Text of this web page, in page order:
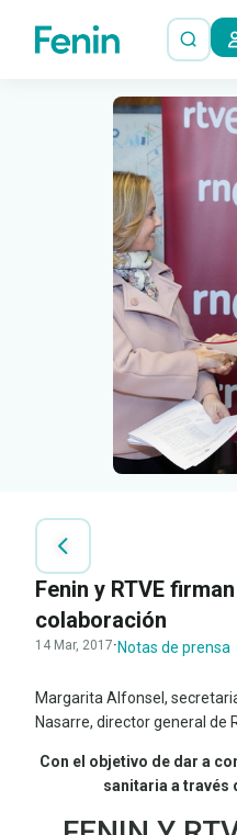
Fenin y RTVE
colaboración
14 Mar, 2017· Notas de prensa
Margarita Alfonsel,
Nasarre, director general de
Con el objetivo de dar a
sanitaria a través